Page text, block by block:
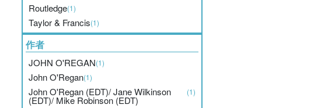
Routledge(1)
Taylor & Francis(1)
作者
JOHN O'REGAN(1)
John O'Regan(1)
John O'Regan (EDT)/ Jane Wilkinson
(EDT)/ Mike Robinson (EDT)
(1)